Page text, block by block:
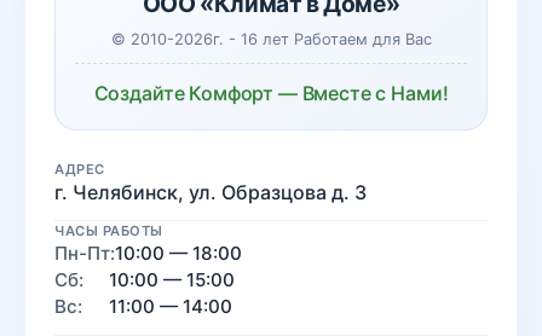
© 2010-2026г. - 16 лет Работаем для Вас
Создайте Комфорт — Вместе с Нами!
АДРЕС
г. Челябинск, ул. Образцова д. 3
ЧАСЫ РАБОТЫ
Пн-Пт:10:00 — 18:00
Сб:
10:00 — 15:00
Вс:
11:00 — 14:00